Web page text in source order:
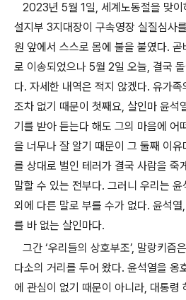
2023년 5월 1일, 세계노동절을 맞
설지부 3지대장이 구속영장 실질심사
원 앞에서 스스로 몸에 불을 붙였다. 곧
로 이송되었으나 5월 2일 오늘, 결국
다. 자세한 내역은 적지 않겠다. 유가족
조차 없기 때문이 첫째요, 살인마 윤석
기를 받아 듣는다 해도 그의 마음에 어
을 너무나 잘 알기 때문이 그 둘째 이유
를 상대로 벌인 테러가 결국 사람을 죽
말할 수 있는 전부다. 그러니 우리는 윤
외에 다른 말로 부를 수가 없다. 윤석열,
를 바 없는 살인마다.
그간 ‘우리들의 상호부조’, 말랑키즘
다소의 거리를 두어 왔다. 윤석열을 옹
에 관심이 없기 때문이 아니라, 대통령